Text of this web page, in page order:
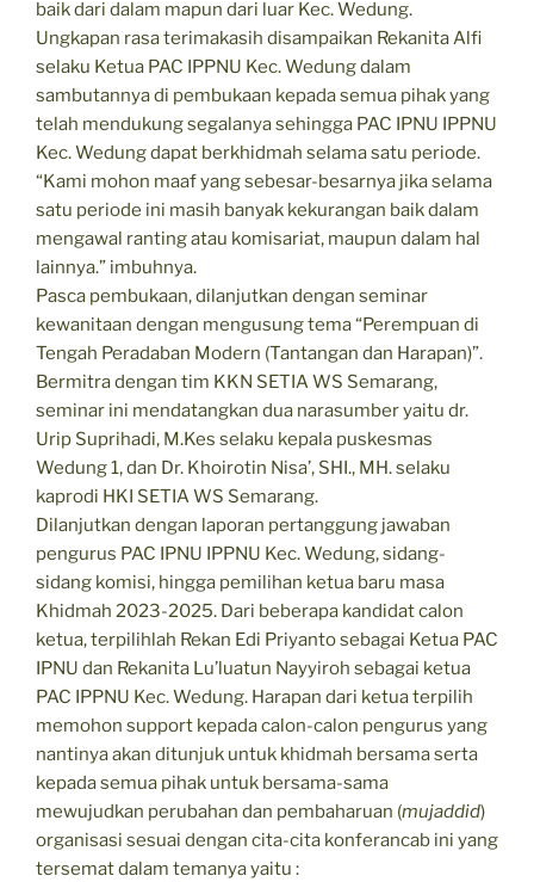
baik dari dalam mapun dari luar Kec. Wedung.
Ungkapan rasa terimakasih disampaikan Rekanita Alfi
selaku Ketua PAC IPPNU Kec. Wedung dalam
sambutannya di pembukaan kepada semua pihak yang
telah mendukung segalanya sehingga PAC IPNU IPPNU
Kec. Wedung dapat berkhidmah selama satu periode.
“Kami mohon maaf yang sebesar-besarnya jika selama
satu periode ini masih banyak kekurangan baik dalam
mengawal ranting atau komisariat, maupun dalam hal
lainnya.” imbuhnya.
Pasca pembukaan, dilanjutkan dengan seminar
kewanitaan dengan mengusung tema “Perempuan di
Tengah Peradaban Modern (Tantangan dan Harapan)”.
Bermitra dengan tim KKN SETIA WS Semarang,
seminar ini mendatangkan dua narasumber yaitu dr.
Urip Suprihadi, M.Kes selaku kepala puskesmas
Wedung 1, dan Dr. Khoirotin Nisa’, SHI., MH. selaku
kaprodi HKI SETIA WS Semarang.
Dilanjutkan dengan laporan pertanggung jawaban
pengurus PAC IPNU IPPNU Kec. Wedung, sidang-
sidang komisi, hingga pemilihan ketua baru masa
Khidmah 2023-2025. Dari beberapa kandidat calon
ketua, terpilihlah Rekan Edi Priyanto sebagai Ketua PAC
IPNU dan Rekanita Lu’luatun Nayyiroh sebagai ketua
PAC IPPNU Kec. Wedung. Harapan dari ketua terpilih
memohon support kepada calon-calon pengurus yang
nantinya akan ditunjuk untuk khidmah bersama serta
kepada semua pihak untuk bersama-sama
mewujudkan perubahan dan pembaharuan (mujaddid)
organisasi sesuai dengan cita-cita konferancab ini yang
tersemat dalam temanya yaitu :